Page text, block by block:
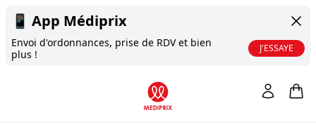
📱 App Médiprix
Envoi d'ordonnances, prise de RDV et bien
plus !
J'ESSAYE